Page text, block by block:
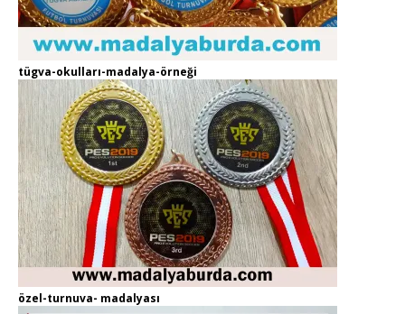
tügva-okulları-madalya-örneği
özel-turnuva- madalyası